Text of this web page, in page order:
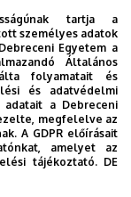
tartja a
személyes adatok
Egyetem a
Általános
folyamatait és
és adatvédelmi
a Debreceni
megfelelve az
A GDPR előírásait
amelyet az
tájékoztató. DE